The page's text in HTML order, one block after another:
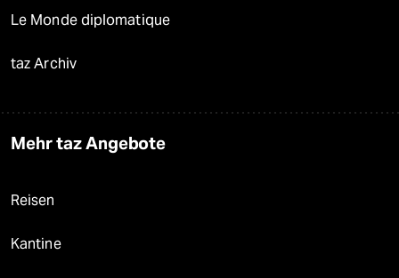
Le Monde diplomatique
taz Archiv
Mehr taz Angebote
Reisen
Kantine